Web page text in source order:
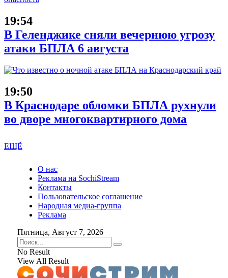
19:54
В Геленджике сняли вечернюю угрозу
атаки БПЛА 6 августа
19:50
В Краснодаре обломки БПЛА рухнули
во дворе многоквартирного дома
ЕЩЁ
О нас
Реклама на SochiStream
Контакты
Пользовательское соглашение
Народная медиа-группа
Реклама
Пятница, Август 7, 2026
No Result
View All Result